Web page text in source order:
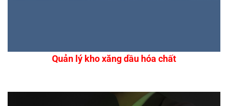
Quản lý kho xăng dầu hóa chất